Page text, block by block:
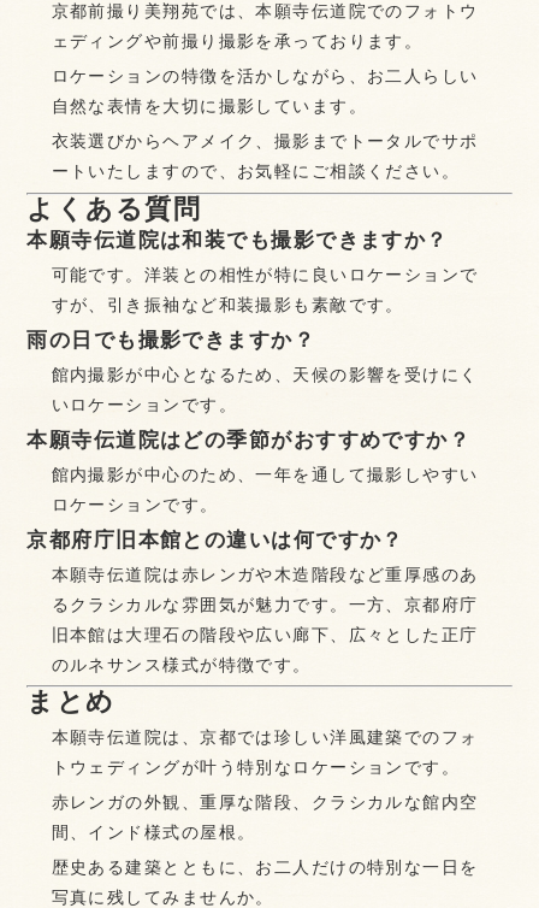
京都前撮り美翔苑では、本願寺伝道院でのフォトウ
ェディングや前撮り撮影を承っております。
ロケーションの特徴を活かしながら、お二人らしい
自然な表情を大切に撮影しています。
衣装選びからヘアメイク、撮影までトータルでサポ
ートいたしますので、お気軽にご相談ください。
よくある質問
本願寺伝道院は和装でも撮影できますか？
可能です。洋装との相性が特に良いロケーションで
すが、引き振袖など和装撮影も素敵です。
雨の日でも撮影できますか？
館内撮影が中心となるため、天候の影響を受けにく
いロケーションです。
本願寺伝道院はどの季節がおすすめですか？
館内撮影が中心のため、一年を通して撮影しやすい
ロケーションです。
京都府庁旧本館との違いは何ですか？
本願寺伝道院は赤レンガや木造階段など重厚感のあ
るクラシカルな雰囲気が魅力です。一方、京都府庁
旧本館は大理石の階段や広い廊下、広々とした正庁
のルネサンス様式が特徴です。
まとめ
本願寺伝道院は、京都では珍しい洋風建築でのフォ
トウェディングが叶う特別なロケーションです。
赤レンガの外観、重厚な階段、クラシカルな館内空
間、インド様式の屋根。
歴史ある建築とともに、お二人だけの特別な一日を
写真に残してみませんか。